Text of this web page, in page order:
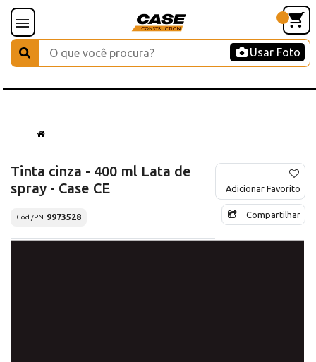
Usar Foto
Tinta cinza - 400 ml Lata de
spray - Case CE
Cód./PN 9973528
Adicionar Favorito
Compartilhar